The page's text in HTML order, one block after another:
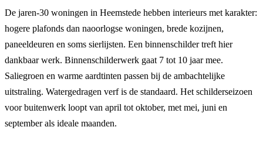
De jaren-30 woningen in Heemstede hebben interieurs met karakter:
hogere plafonds dan naoorlogse woningen, brede kozijnen,
paneeldeuren en soms sierlijsten. Een binnenschilder treft hier
dankbaar werk. Binnenschilderwerk gaat 7 tot 10 jaar mee.
Saliegroen en warme aardtinten passen bij de ambachtelijke
uitstraling. Watergedragen verf is de standaard. Het schilderseizoen
voor buitenwerk loopt van april tot oktober, met mei, juni en
september als ideale maanden.